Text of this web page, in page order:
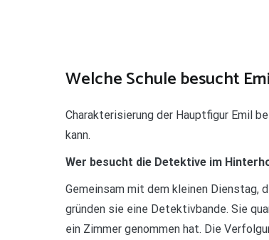
Welche Schule besucht
Charakterisierung der Hauptfigur Emil
kann.
Wer besucht die Detektive im
Gemeinsam mit dem kleinen Dienstag,
gründen sie eine Detektivbande. Sie
ein Zimmer genommen hat. Die